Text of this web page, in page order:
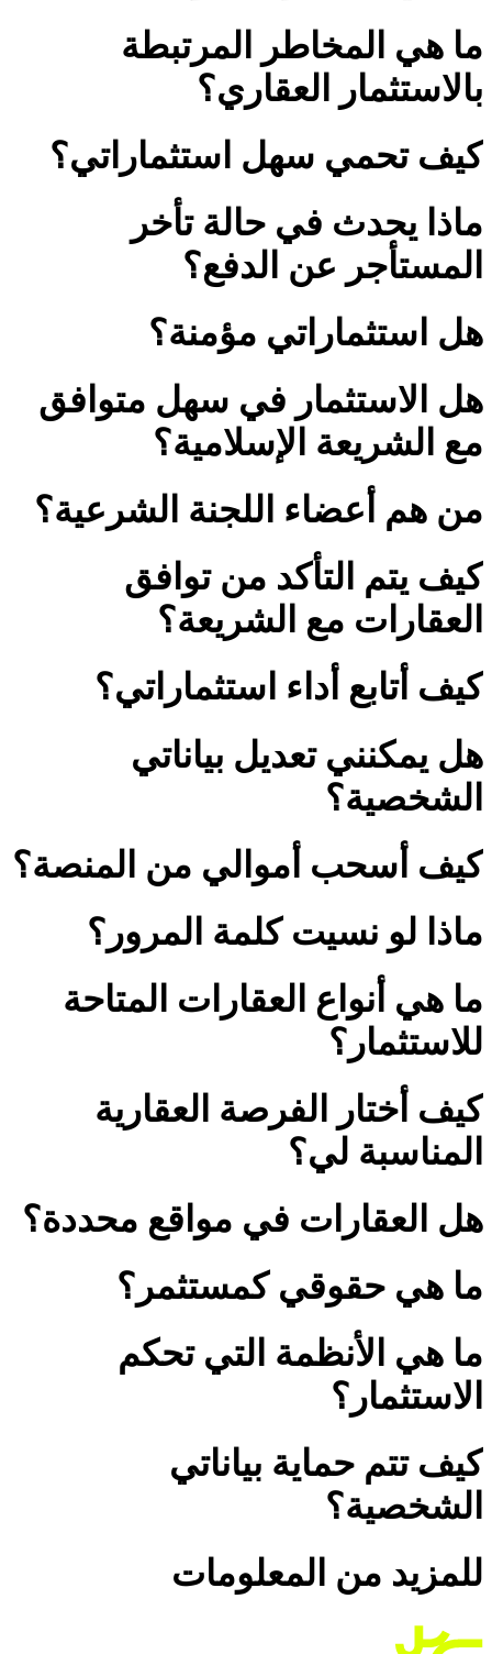
ما هي المخاطر المرتبطة
بالاستثمار العقاري؟
كيف تحمي سهل استثماراتي؟
ماذا يحدث في حالة تأخر
المستأجر عن الدفع؟
هل استثماراتي مؤمنة؟
هل الاستثمار في سهل متوافق
مع الشريعة الإسلامية؟
من هم أعضاء اللجنة الشرعية؟
كيف يتم التأكد من توافق
العقارات مع الشريعة؟
كيف أتابع أداء استثماراتي؟
هل يمكنني تعديل بياناتي
الشخصية؟
كيف أسحب أموالي من المنصة؟
ماذا لو نسيت كلمة المرور؟
ما هي أنواع العقارات المتاحة
للاستثمار؟
كيف أختار الفرصة العقارية
المناسبة لي؟
هل العقارات في مواقع محددة؟
ما هي حقوقي كمستثمر؟
ما هي الأنظمة التي تحكم
الاستثمار؟
كيف تتم حماية بياناتي
الشخصية؟
للمزيد من المعلومات